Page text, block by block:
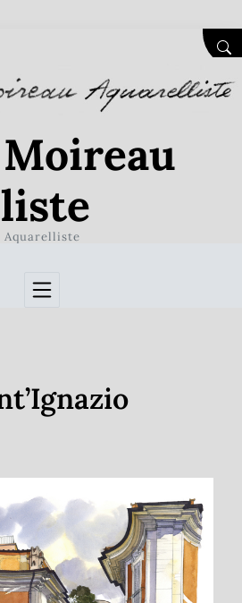
Aquarelliste